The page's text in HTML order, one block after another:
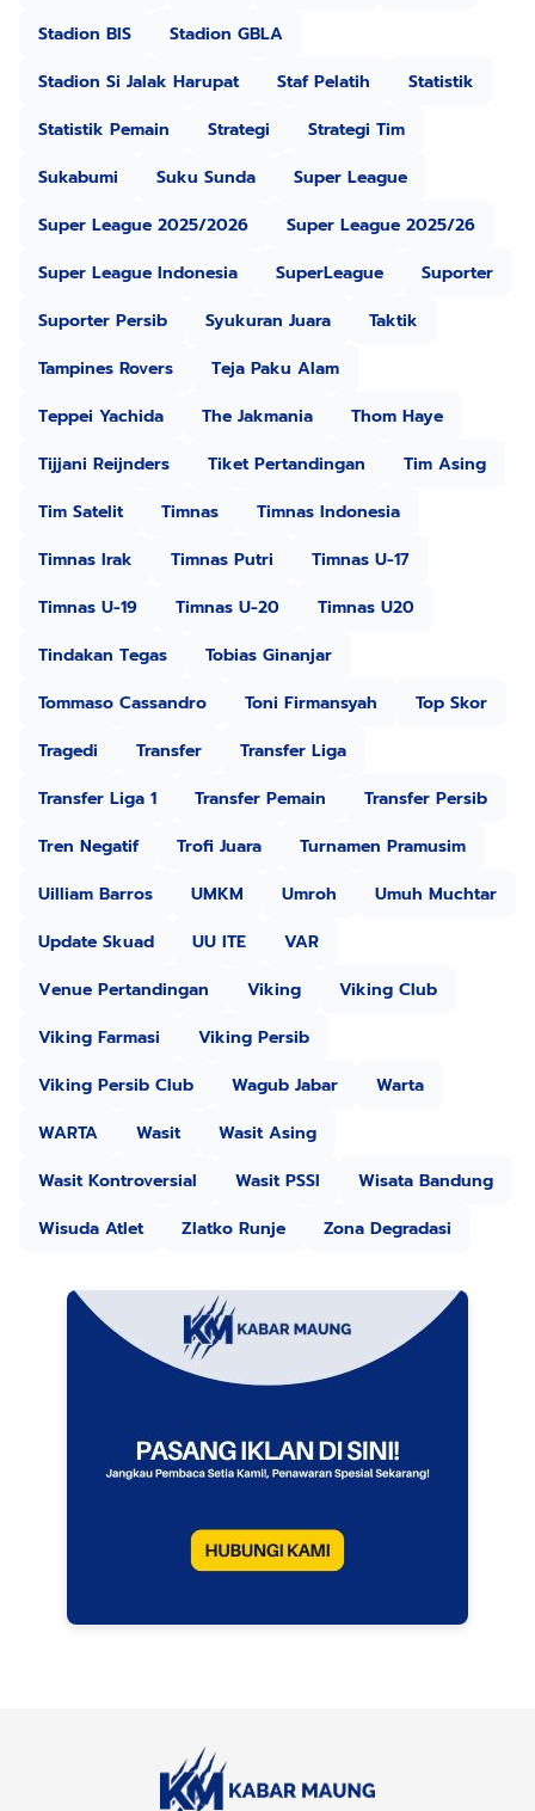
Stadion BIS
Stadion GBLA
Stadion Si Jalak Harupat
Staf Pelatih
Statistik
Statistik Pemain
Strategi
Strategi Tim
Sukabumi
Suku Sunda
Super League
Super League 2025/2026
Super League 2025/26
Super League Indonesia
SuperLeague
Suporter
Suporter Persib
Syukuran Juara
Taktik
Tampines Rovers
Teja Paku Alam
Teppei Yachida
The Jakmania
Thom Haye
Tijjani Reijnders
Tiket Pertandingan
Tim Asing
Tim Satelit
Timnas
Timnas Indonesia
Timnas Irak
Timnas Putri
Timnas U-17
Timnas U-19
Timnas U-20
Timnas U20
Tindakan Tegas
Tobias Ginanjar
Tommaso Cassandro
Toni Firmansyah
Top Skor
Tragedi
Transfer
Transfer Liga
Transfer Liga 1
Transfer Pemain
Transfer Persib
Tren Negatif
Trofi Juara
Turnamen Pramusim
Uilliam Barros
UMKM Umroh
Umuh Muchtar
Update Skuad
UU ITE
VAR
Venue Pertandingan
Viking
Viking Club
Viking Farmasi
Viking Persib
Viking Persib Club
Wagub Jabar
Warta
WARTA
Wasit
Wasit Asing
Wasit Kontroversial
Wasit PSSI
Wisata Bandung
Wisuda Atlet
Zlatko Runje Zona Degradasi